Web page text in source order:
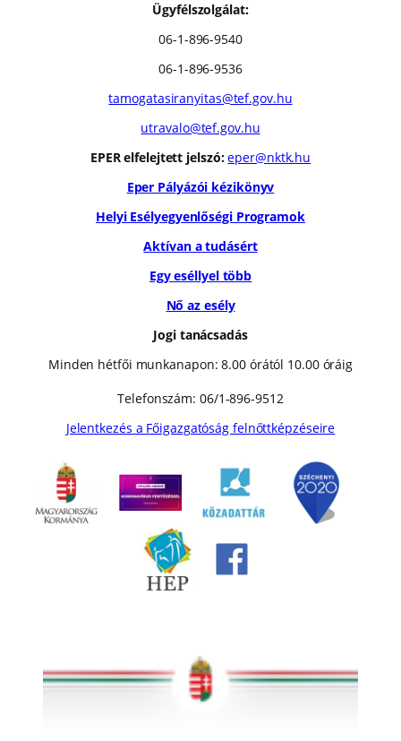
Ügyfélszolgálat:
06-1-896-9540
06-1-896-9536
tamogatasiranyitas@tef.gov.hu
utravalo@tef.gov.hu
EPER elfelejtett jelszó: eper@nktk.hu
Eper Pályázói kézikönyv
Helyi Esélyegyenlőségi Programok
Aktívan a tudásért
Egy eséllyel több
Nő az esély
Jogi tanácsadás
Minden hétfői munkanapon: 8.00 órától 10.00 óráig
Telefonszám: 06/1-896-9512
Jelentkezés a Főigazgatóság felnőttképzéseire